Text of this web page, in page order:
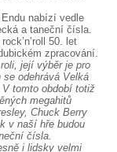
nabízí vedle
a taneční čísla.
50. let
zpracování.
její výběr je pro
odehrává Velká
tomto období totiž
megahitů
Chuck Berry
v naší hře budou
čísla.
i lidsky velmi